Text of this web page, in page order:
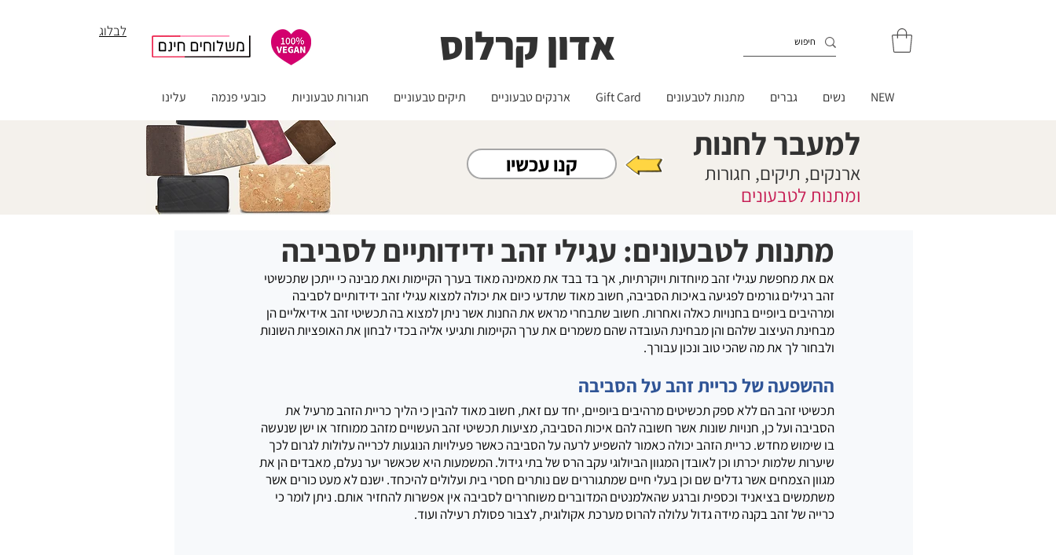
לבלוג אדון קרלוס
NEW נשים גברים מתנות לטבעונים Gift Card ארנקים טבעוניים תיקים טבעוניים חגורות טבעוניות כובעי פנמה עלינו
קנו עכשיו
למעבר לחנות
ארנקים, תיקים, חגורות
ומתנות לטבעונים
מתנות לטבעונים: עגילי זהב ידידותיים לסביבה
אם את מחפשת עגילי זהב מיוחדות ויוקרתיות, אך בד בבד את מאמינה מאוד בערך הקיימות ואת מבינה כי ייתכן שתכשיטי
זהב רגילים גורמים לפגיעה באיכות הסביבה, חשוב מאוד שתדעי כיום את יכולה למצוא עגילי זהב ידידותיים לסביבה
ומרהיבים ביופיים בחנויות כאלה ואחרות. חשוב שתבחרי מראש את החנות אשר ניתן למצוא בה תכשיטי זהב אידיאליים הן
מבחינת העיצוב שלהם והן מבחינת העובדה שהם משמרים את ערך הקיימות ותגיעי אליה בכדי לבחון את האופציות השונות
ולבחור לך את מה שהכי טוב ונכון עבורך.
ההשפעה של כריית זהב על הסביבה
תכשיטי זהב הם ללא ספק תכשיטים מרהיבים ביופיים, יחד עם זאת, חשוב מאוד להבין כי הליך כריית הזהב מרעיל את
הסביבה ועל כן, חנויות שונות אשר חשובה להם איכות הסביבה, מציעות תכשיטי זהב העשויים מזהב ממוחזר או ישן שנעשה
בו שימוש מחדש. כריית הזהב יכולה כאמור להשפיע לרעה על הסביבה כאשר פעילויות הנוגעות לכרייה עלולות לגרום לכך
שיערות שלמות יכרתו וכן לאובדן המגוון הביולוגי עקב הרס של בתי גידול. המשמעות היא שכאשר יער נעלם, מאבדים הן את
מגוון הצמחים אשר גדלים שם וכן בעלי חיים שמתגוררים שם נותרים חסרי בית ועלולים להיכחד. ישנם לא מעט כורים אשר
משתמשים בציאניד וכספית וברגע שהאלמנטים המדוברים משוחררים לסביבה אין אפשרות להחזיר אותם. ניתן לומר כי
כרייה של זהב בקנה מידה גדול עלולה להרוס מערכת אקולוגית, לצבור פסולת רעילה ועוד.